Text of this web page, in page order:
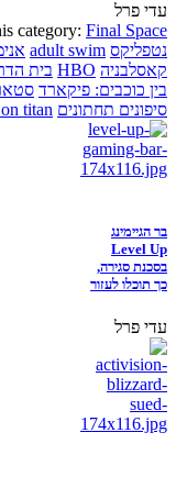
עדי פרל
category: Final Space
נטפליקס adult swim
קאסלבניה HBO בית
בין כוכבים: פיקארד
סיפונים תחתונים titan
בר הגיימינג
Level Up
בסכנת סגירה,
כך תוכלו לעזור
עדי פרל